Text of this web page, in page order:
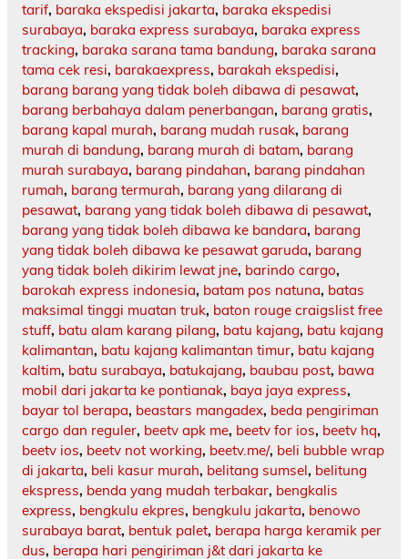
tarif, baraka ekspedisi jakarta, baraka ekspedisi
surabaya, baraka express surabaya, baraka express
tracking, baraka sarana tama bandung, baraka sarana
tama cek resi, barakaexpress, barakah ekspedisi,
barang barang yang tidak boleh dibawa di pesawat,
barang berbahaya dalam penerbangan, barang gratis,
barang kapal murah, barang mudah rusak, barang
murah di bandung, barang murah di batam, barang
murah surabaya, barang pindahan, barang pindahan
rumah, barang termurah, barang yang dilarang di
pesawat, barang yang tidak boleh dibawa di pesawat,
barang yang tidak boleh dibawa ke bandara, barang
yang tidak boleh dibawa ke pesawat garuda, barang
yang tidak boleh dikirim lewat jne, barindo cargo,
barokah express indonesia, batam pos natuna, batas
maksimal tinggi muatan truk, baton rouge craigslist free
stuff, batu alam karang pilang, batu kajang, batu kajang
kalimantan, batu kajang kalimantan timur, batu kajang
kaltim, batu surabaya, batukajang, baubau post, bawa
mobil dari jakarta ke pontianak, baya jaya express,
bayar tol berapa, beastars mangadex, beda pengiriman
cargo dan reguler, beetv apk me, beetv for ios, beetv hq,
beetv ios, beetv not working, beetv.me/, beli bubble wrap
di jakarta, beli kasur murah, belitang sumsel, belitung
ekspress, benda yang mudah terbakar, bengkalis
express, bengkulu ekpres, bengkulu jakarta, benowo
surabaya barat, bentuk palet, berapa harga keramik per
dus, berapa hari pengiriman j&t dari jakarta ke